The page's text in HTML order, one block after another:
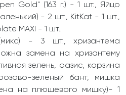
Gold" (163 г.) - 1 шт., Яйцо
- 2 шт., KitKat - 1 шт.,
MAXI - 1 шт..
- 3 шт., хризантема
замена на хризантему
зелень, оазис, корзина
зеленый бант, мишка
на плюшевого мишку)- 1